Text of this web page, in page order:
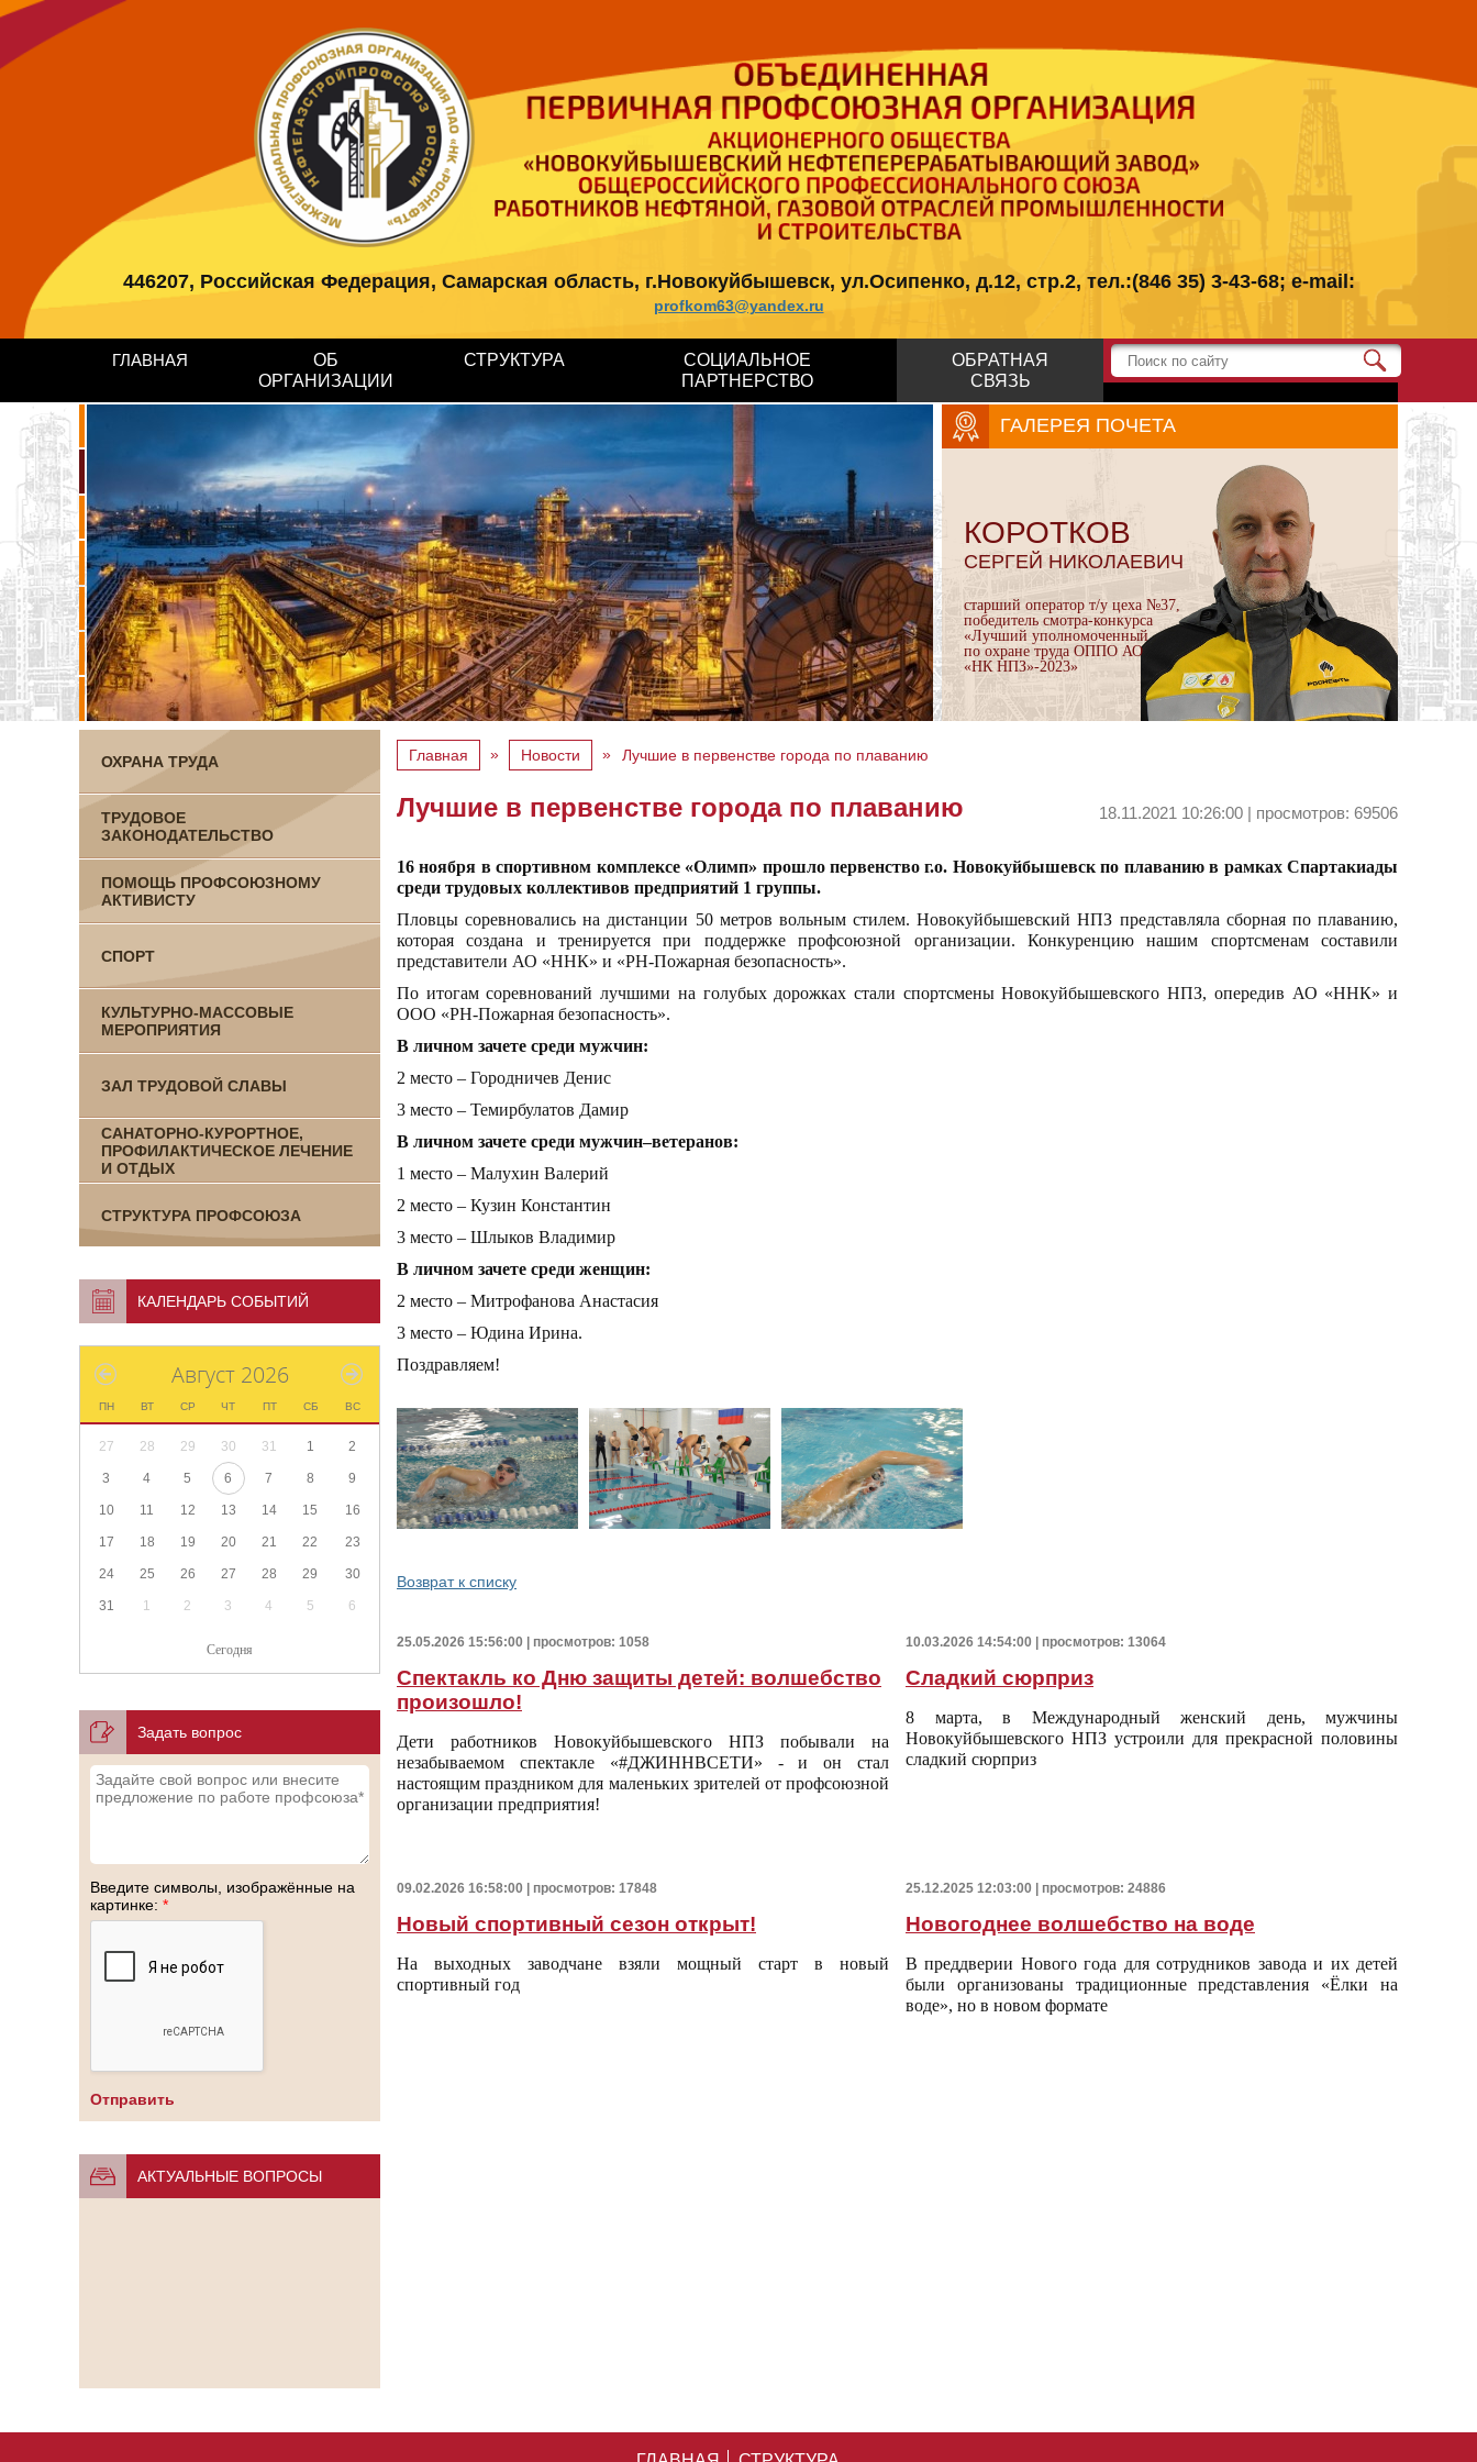
446207, Российская Федерация, Самарская область, г.Новокуйбышевск, ул.Осипенко, д.12, стр.2, тел.:(846 35) 3-43-68; e-mail:
profkom63@yandex.ru
ГЛАВНАЯ
ОБ
ОРГАНИЗАЦИИ
СТРУКТУРА
СОЦИАЛЬНОЕ
ПАРТНЕРСТВО
ОБРАТНАЯ
СВЯЗЬ
ГАЛЕРЕЯ ПОЧЕТА
КОРОТКОВ
СЕРГЕЙ НИКОЛАЕВИЧ
старший оператор т/у цеха №37,
победитель смотра-конкурса
«Лучший уполномоченный
по охране труда ОППО АО
«НК НПЗ»-2023»
ОХРАНА ТРУДА
ТРУДОВОЕ
ЗАКОНОДАТЕЛЬСТВО
ПОМОЩЬ ПРОФСОЮЗНОМУ
АКТИВИСТУ
СПОРТ
КУЛЬТУРНО-МАССОВЫЕ
МЕРОПРИЯТИЯ
ЗАЛ ТРУДОВОЙ СЛАВЫ
САНАТОРНО-КУРОРТНОЕ,
ПРОФИЛАКТИЧЕСКОЕ ЛЕЧЕНИЕ
И ОТДЫХ
СТРУКТУРА ПРОФСОЮЗА
КАЛЕНДАРЬ СОБЫТИЙ
Август 2026
ПН ВТ СР ЧТ ПТ СБ ВС
27 28 29 30 31 1 2
3 4 5 6 7 8 9
10 11 12 13 14 15 16
17 18 19 20 21 22 23
24 25 26 27 28 29 30
31 1 2 3 4 5 6
Сегодня
Задать вопрос
Введите символы, изображённые на
картинке: *
АКТУАЛЬНЫЕ ВОПРОСЫ
Главная » Новости » Лучшие в первенстве города по плаванию
Лучшие в первенстве города по плаванию 18.11.2021 10:26:00 | просмотров: 69506
16 ноября в спортивном комплексе «Олимп» прошло первенство г.о. Новокуйбышевск по плаванию в рамках Спартакиады
среди трудовых коллективов предприятий 1 группы.
Пловцы соревновались на дистанции 50 метров вольным стилем. Новокуйбышевский НПЗ представляла сборная по плаванию,
которая создана и тренируется при поддержке профсоюзной организации. Конкуренцию нашим спортсменам составили
представители АО «ННК» и «РН-Пожарная безопасность».
По итогам соревнований лучшими на голубых дорожках стали спортсмены Новокуйбышевского НПЗ, опередив АО «ННК» и
ООО «РН-Пожарная безопасность».
В личном зачете среди мужчин:
2 место – Городничев Денис
3 место – Темирбулатов Дамир
В личном зачете среди мужчин–ветеранов:
1 место – Малухин Валерий
2 место – Кузин Константин
3 место – Шлыков Владимир
В личном зачете среди женщин:
2 место – Митрофанова Анастасия
3 место – Юдина Ирина.
Поздравляем!
Возврат к списку
25.05.2026 15:56:00 | просмотров: 1058
Спектакль ко Дню защиты детей: волшебство
произошло!
Дети работников Новокуйбышевского НПЗ побывали на
незабываемом спектакле «#ДЖИННВСЕТИ» - и он стал
настоящим праздником для маленьких зрителей от профсоюзной
организации предприятия!
10.03.2026 14:54:00 | просмотров: 13064
Сладкий сюрприз
8 марта, в Международный женский день, мужчины
Новокуйбышевского НПЗ устроили для прекрасной половины
сладкий сюрприз
09.02.2026 16:58:00 | просмотров: 17848
Новый спортивный сезон открыт!
На выходных заводчане взяли мощный старт в новый
спортивный год
25.12.2025 12:03:00 | просмотров: 24886
Новогоднее волшебство на воде
В преддверии Нового года для сотрудников завода и их детей
были организованы традиционные представления «Ёлки на
воде», но в новом формате